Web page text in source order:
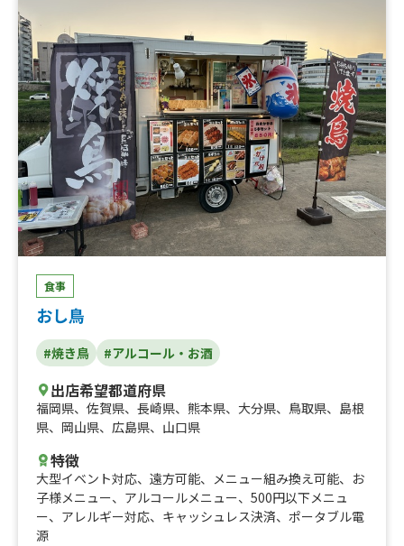
食事
おし鳥
#焼き鳥 #アルコール・お酒
出店希望都道府県
福岡県、 佐賀県、 長崎県、 熊本県、 大分県、 鳥取県、 島根
県、 岡山県、 広島県、 山口県
特徴
大型イベント対応、 遠方可能、 メニュー組み換え可能、 お
子様メニュー、 アルコールメニュー、 500円以下メニュ
ー、 アレルギー対応、 キャッシュレス決済、 ポータブル電
源